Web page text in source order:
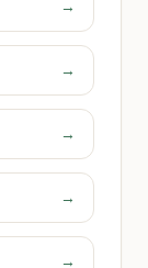
→
→
→
→
→